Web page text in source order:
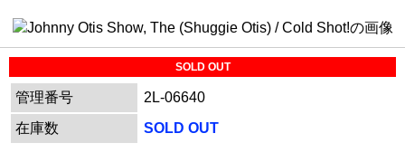
SOLD OUT
管理番号
2L-06640
在庫数
SOLD OUT